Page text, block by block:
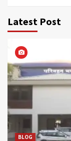
Latest Post
BLOG